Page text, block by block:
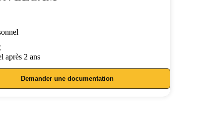
après 2 ans
Demander une documentation